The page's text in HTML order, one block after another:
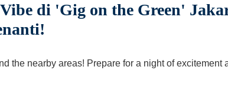
di 'Gig on the Green'
the nearby areas! Prepare for a night of excitement